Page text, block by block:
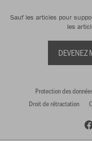
Sauf les articles pour
les
DEVENEZ
Protection des
Droit de rétractation